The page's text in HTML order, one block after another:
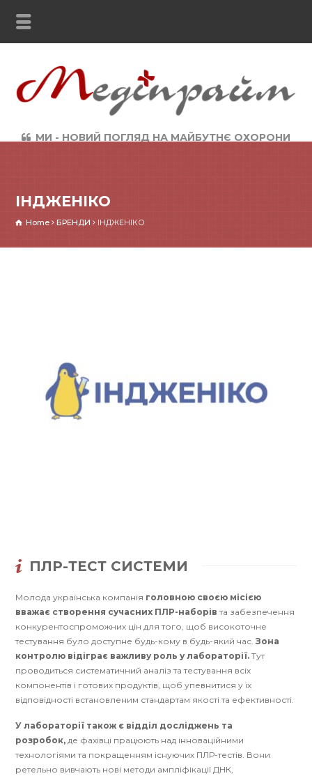
МИ - НОВИЙ ПОГЛЯД НА МАЙБУТНЄ ОХОРОНИ
ІНДЖЕНІКО
Home БРЕНДИ ІНДЖЕНІКО
ПЛР-ТЕСТ СИСТЕМИ
Молода українська компанія головною своєю місією
вважає створення сучасних ПЛР-наборів та забезпечення
конкурентоспроможних цін для того, щоб високоточне
тестування було доступне будь-кому в будь-який час.Зона
контролю відіграє важливу роль у лабораторії. Тут
проводиться систематичний аналіз та тестування всіх
компонентів і готових продуктів, щоб упевнитися у їх
відповідності встановленим стандартам якості та ефективності.
У лабораторії також є відділ досліджень та
розробок, де фахівці працюють над інноваційними
технологіями та покращенням існуючих ПЛР-тестів. Вони
ретельно вивчають нові методи ампліфікації ДНК,